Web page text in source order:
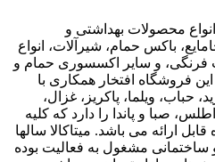
محصولات بهداشتی و
باکس حمام، شیرآلات، انواع
فرنگی، و سایر اکسسوری حمام و
فروشگاه افتخار همکاری با
حباب، ویلما، پاکریز، غزال،
صبا و پاندا را دارد که کلیه
ارائه می باشد. میتاکالا سالها
ساختمانی مشغول به فعالیت بوده